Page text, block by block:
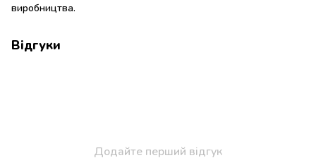
виробництва.
Відгуки
Додайте перший відгук